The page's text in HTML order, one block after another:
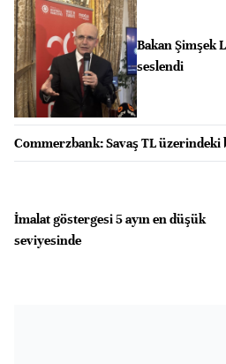
Bakan Şimşek
seslendi
Commerzbank: Savaş TL üzerindeki
İmalat göstergesi 5 ayın en düşük
seviyesinde